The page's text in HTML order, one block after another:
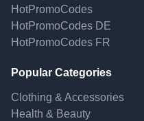
HotPromoCodes
HotPromoCodes DE
HotPromoCodes FR
Popular Categories
Clothing & Accessories
Health & Beauty